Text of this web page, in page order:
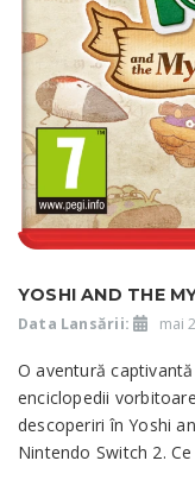
YOSHI AND THE
Data Lansării: mai
O aventură
enciclopedii
descoperiri în Yoshi
Nintendo Switch 2. Ce